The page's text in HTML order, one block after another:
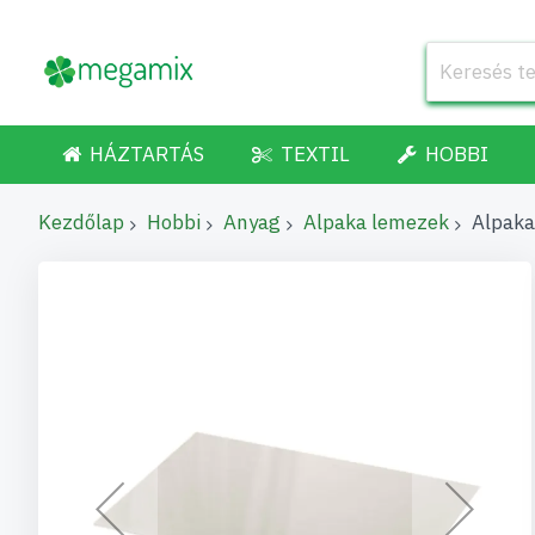
HÁZTARTÁS TEXTIL HOBBI
Kezdőlap Hobbi Anyag Alpaka lemezek